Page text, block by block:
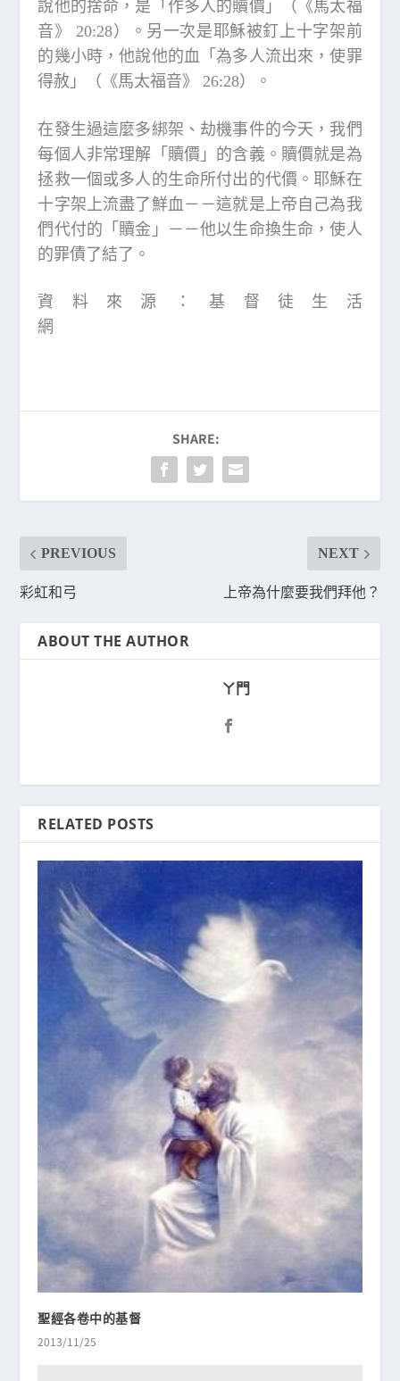
說他的捨命，是「作多人的贖價」（《馬太福
音》 20:28）。另一次是耶穌被釘上十字架前
的幾小時，他說他的血「為多人流出來，使罪
得赦」（《馬太福音》 26:28）。
在發生過這麼多綁架、劫機事件的今天，我們
每個人非常理解「贖價」的含義。贖價就是為
拯救一個或多人的生命所付出的代價。耶穌在
十字架上流盡了鮮血－－這就是上帝自己為我
們代付的「贖金」－－他以生命換生命，使人
的罪債了結了。
資料來源：基督徒生活
網
SHARE:
PREVIOUS
彩虹和弓
NEXT
上帝為什麼要我們拜他？
ABOUT THE AUTHOR
ㄚ門
RELATED POSTS
聖經各卷中的基督
2013/11/25